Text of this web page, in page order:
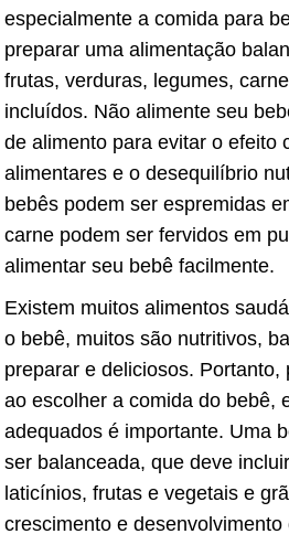
especialmente a comida para
preparar uma alimentação
frutas, verduras, legumes,
incluídos. Não alimente seu
de alimento para evitar o efeito
alimentares e o desequilíbrio
bebês podem ser espremidas
carne podem ser fervidos em
alimentar seu bebê facilmente.
Existem muitos alimentos
o bebê, muitos são nutritivos,
preparar e deliciosos. Portanto,
ao escolher a comida do bebê,
adequados é importante. Uma
ser balanceada, que deve
laticínios, frutas e vegetais e
crescimento e